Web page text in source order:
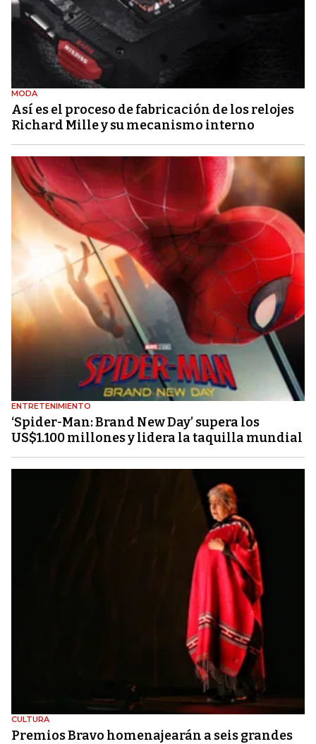
MODA
Así es el proceso de fabricación de los relojes
Richard Mille y su mecanismo interno
ENTRETENIMIENTO
‘Spider-Man: Brand New Day’ supera los
US$1.100 millones y lidera la taquilla mundial
CULTURA
Premios Bravo homenajearán a seis grandes